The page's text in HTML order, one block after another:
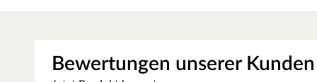
geeignet.
Bewertungen unserer Kunden